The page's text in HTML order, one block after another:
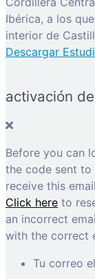
Ibérica, a los
interior de
Descargar
activación
Before you can
the code sent to
receive this
Click here to
an incorrect
with the correct
Tu correo